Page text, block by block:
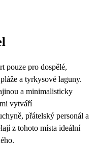
pouze pro dospělé,
a tyrkysové laguny.
a minimalisticky
vytváří
přátelský personál a
z tohoto místa ideální